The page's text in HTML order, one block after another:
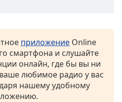
приложение Online
смартфона и слушайте
онлайн, где бы вы ни
любимое радио у вас
нашему удобному